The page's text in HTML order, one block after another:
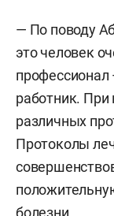
— По поводу
это человек
профессионал
работник. При
различных
Протоколы
болезни.